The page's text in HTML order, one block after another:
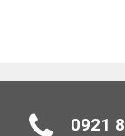
of the
was
The two-
0921